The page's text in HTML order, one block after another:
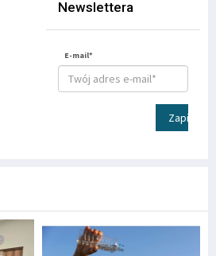
Newslettera
E-mail*
Zapisz